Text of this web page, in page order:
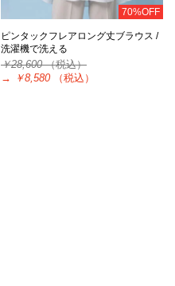
70%OFF
ピンタックフレアロング丈ブラウス /
洗濯機で洗える
￥28,600（税込）
→
￥8,580 （税込）